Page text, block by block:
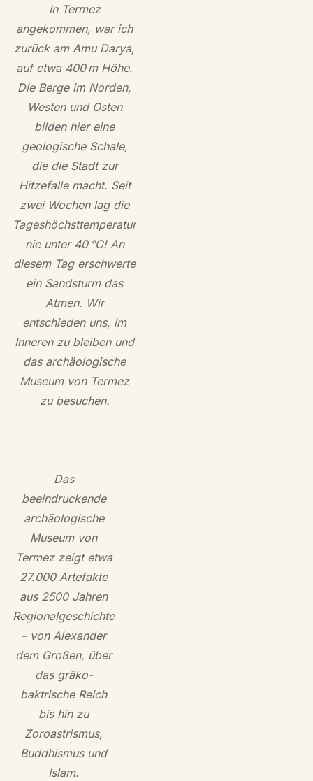
In Termez
angekommen, war ich
zurück am Amu Darya,
auf etwa 400 m Höhe.
Die Berge im Norden,
Westen und Osten
bilden hier eine
geologische Schale,
die die Stadt zur
Hitzefalle macht. Seit
zwei Wochen lag die
Tageshöchsttemperatur
nie unter 40 °C! An
diesem Tag erschwerte
ein Sandsturm das
Atmen. Wir
entschieden uns, im
Inneren zu bleiben und
das archäologische
Museum von Termez
zu besuchen.
Das
beeindruckende
archäologische
Museum von
Termez zeigt etwa
27.000 Artefakte
aus 2500 Jahren
Regionalgeschichte
– von Alexander
dem Großen, über
das gräko-
baktrische Reich
bis hin zu
Zoroastrismus,
Buddhismus und
Islam.